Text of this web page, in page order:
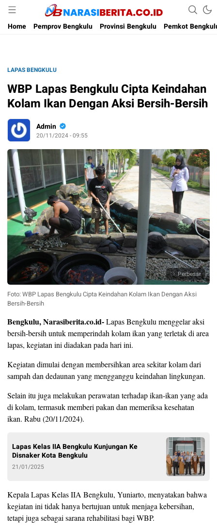
Narasi Berita
Home
Pemprov Bengkulu Provinsi Bengkulu Pemkot
LAPAS BENGKULU
WBP Lapas Bengkulu Cipta Keindahan
Kolam Ikan Dengan Aksi Bersih-Bersih
Admin
20/11/2024 - 09:55
Perbesar
Foto: WBP Lapas Bengkulu Cipta Keindahan Kolam Ikan Dengan Aksi
Bersih-Bersih
Bengkulu, Narasiberita.co.id-Lapas Bengkulu menggelar aksi
bersih-bersih untuk memperindah kolam ikan yang terletak di area
lapas, kegiatan ini diadakan pada hari ini.
Kegiatan dimulai dengan membersihkan area sekitar kolam dari
sampah dan dedaunan yang mengganggu keindahan lingkungan.
Selain itu juga melakukan perawatan terhadap ikan-ikan yang ada
di kolam, termasuk memberi pakan dan memeriksa kesehatan
ikan. Rabu (20/11/2024).
Lapas Kelas IIA Bengkulu Kunjungan Ke
Disnaker Kota Bengkulu
21/01/2025
Kepala Lapas Kelas IIA Bengkulu, Yuniarto, menyatakan bahwa
kegiatan ini tidak hanya bertujuan untuk menjaga kebersihan,
tetapi juga sebagai sarana rehabilitasi bagi WBP.